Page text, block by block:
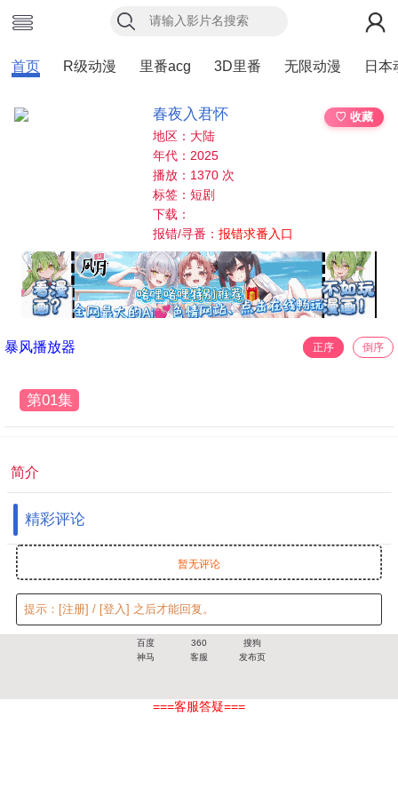
首页 R级动漫 里番acg 3D里番 无限动漫 日本
春夜入君怀
♡ 收藏
地区：大陆
年代：2025
播放：1370 次
标签：短剧
下载：
报错/寻番：报错求番入口
暴风播放器 正序 倒序
第01集
简介
精彩评论
暂无评论
提示： [注册] / [登入] 之后才能回复。
百度 360
搜狗
神马
客服 发布页
===客服答疑===